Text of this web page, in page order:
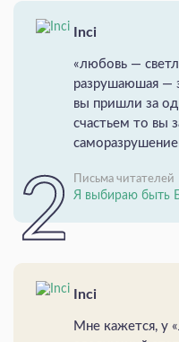
Inci
«любовь —
разрушаюшая —
вы пришли за
счастьем то вы
Письма читателей
Я выбираю быть
Inci
Мне кажется, у